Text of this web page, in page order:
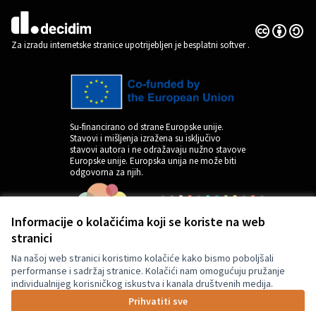
Informacije o kolačićima koji se koriste na web
stranici
Na našoj web stranici koristimo kolačiće kako bismo poboljšali
performanse i sadržaj stranice. Kolačići nam omogućuju pružanje
individualnijeg korisničkog iskustva i kanala društvenih medija.
Prihvatiti sve
(Vanjska poveznica)
Za izradu internetske stranice upotrijebljen je besplatni softver.
Licencija
(Vanjska
Su-financirano od strane Europske unije.
Stavovi i mišljenja izražena su isključivo
stavovi autora i ne odražavaju nužno stavove
Europske unije. Europska unija ne može biti
odgovorna za njih.
by